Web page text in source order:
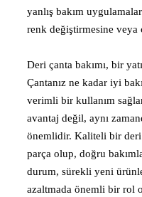
yanlış bakım
renk değiştirmesine veya
Deri çanta bakımı, bir
Çantanız ne kadar iyi
verimli bir kullanım
avantaj değil, aynı
önemlidir. Kaliteli bir deri
parça olup, doğru
durum, sürekli yeni
azaltmada önemli bir rol